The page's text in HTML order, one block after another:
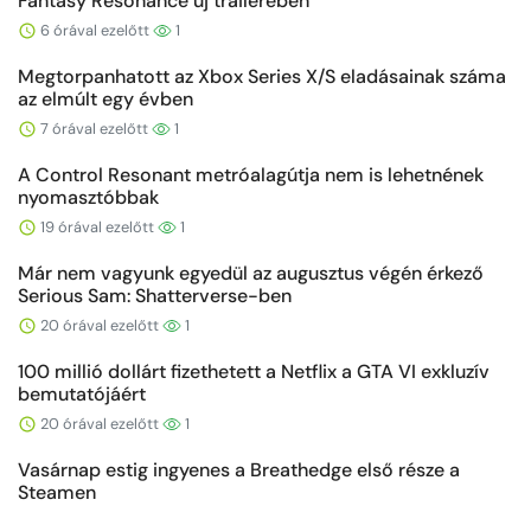
6 órával ezelőtt 1
Megtorpanhatott az Xbox Series X/S eladásainak száma
az elmúlt egy évben
7 órával ezelőtt 1
A Control Resonant metróalagútja nem is lehetnének
nyomasztóbbak
19 órával ezelőtt 1
Már nem vagyunk egyedül az augusztus végén érkező
Serious Sam: Shatterverse-ben
20 órával ezelőtt 1
100 millió dollárt fizethetett a Netflix a GTA VI exkluzív
bemutatójáért
20 órával ezelőtt 1
Vasárnap estig ingyenes a Breathedge első része a
Steamen